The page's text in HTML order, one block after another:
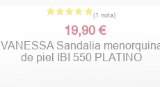
19,90 €
VANESSA Sandalia
de piel IBI 550 PLATINO